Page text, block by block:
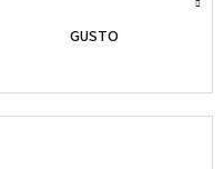
GUSTO